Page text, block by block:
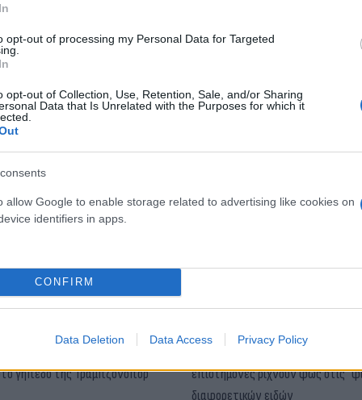
opt-out of processing my Personal Data for Targeted
opt-out of Collection, Use, Retention, Sale, and/or Sharing
Data that Is Unrelated with the Purposes for which it
allow Google to enable storage related to advertising like cookies on
identifiers in apps.
CONFIRM
Data Deletion Data Access Privacy Policy
ζωή και τι μπορεί να βοηθήσει
πρώτα στο αίμα - Τι δείχνει νέα μελέτη
κορυφώνεται στα 40, λέει μελέτη
Ψυχική Υγεία